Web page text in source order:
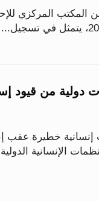
المكتب المركزي
دولية من قيود
خطيرة عقب
الإنسانية